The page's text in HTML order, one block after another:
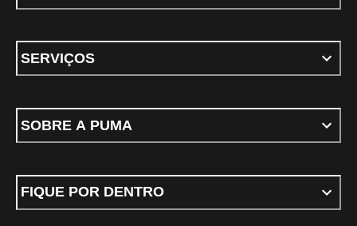
SERVIÇOS
SOBRE A PUMA
FIQUE POR DENTRO